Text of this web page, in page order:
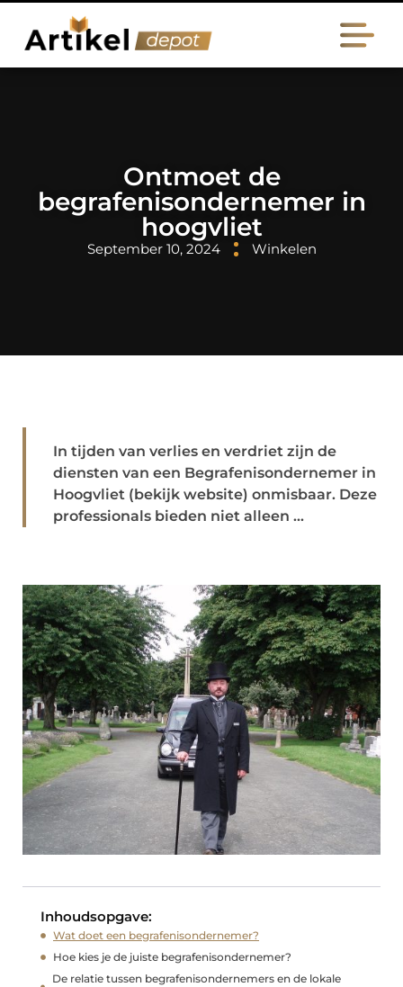
Ontmoet de
begrafenisondernemer in
hoogvliet
September 10, 2024 Winkelen
In tijden van verlies en verdriet zijn de
diensten van een Begrafenisondernemer in
Hoogvliet (bekijk website) onmisbaar. Deze
professionals bieden niet alleen ...
Inhoudsopgave:
Wat doet een begrafenisondernemer?
Hoe kies je de juiste begrafenisondernemer?
De relatie tussen begrafenisondernemers en de lokale